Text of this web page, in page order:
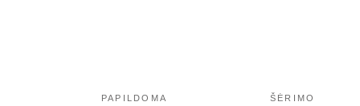
PAPILDOMA ŠĖRIMO